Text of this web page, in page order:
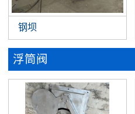
钢坝
浮筒阀